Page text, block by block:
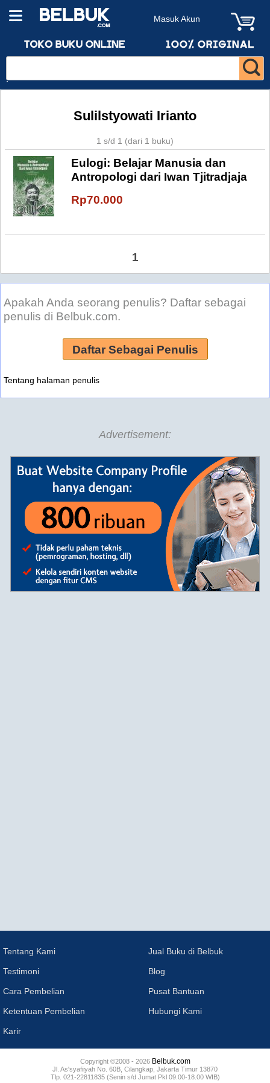
Masuk Akun
Sulilstyowati Irianto
1 s/d 1 (dari 1 buku)
Eulogi: Belajar Manusia dan
Antropologi dari Iwan Tjitradjaja
Rp70.000
1
Apakah Anda seorang penulis? Daftar sebagai
penulis di Belbuk.com.
Daftar Sebagai Penulis
Tentang halaman penulis
Advertisement:
Tentang Kami
Testimoni
Cara Pembelian
Ketentuan Pembelian
Karir
Jual Buku di Belbuk
Blog
Pusat Bantuan
Hubungi Kami
Copyright ©2008 - 2026 Belbuk.com
Jl. As'syafiiyah No. 60B, Cilangkap, Jakarta Timur 13870
Tlp. 021-22811835 (Senin s/d Jumat Pkl 09.00-18.00 WIB)